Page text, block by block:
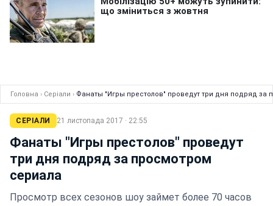
Головна › Серіали › Фанаты "Игры престолов" проведут три дня подряд за
СЕРІАЛИ 21 листопада 2017 · 22:55
Фанаты "Игры престолов" проведут
три дня подряд за просмотром
сериала
Просмотр всех сезонов шоу займет более 70 часов